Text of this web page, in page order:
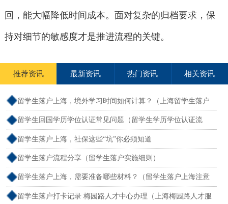
回，能大幅降低时间成本。面对复杂的归档要求，保
持对细节的敏感度才是推进流程的关键。
推荐资讯 最新资讯 热门资讯 相关资讯
留学生落户上海，境外学习时间如何计算？（上海留学生落户
境外留学满一年）
留学生回国学历学位认证常见问题（留学生学历学位认证流
程）
留学生落户上海，社保这些“坑”你必须知道
留学生落户流程分享（留学生落户实施细则）
留学生落户上海，需要准备哪些材料？（留学生落户上海注意
事项）
留学生落户打卡记录 梅园路人才中心办理（上海梅园路人才服